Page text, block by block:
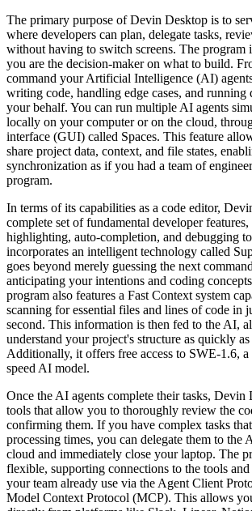
The primary purpose of Devin Desktop is to
where developers can plan, delegate tasks,
without having to switch screens. The program
you are the decision-maker on what to build.
command your Artificial Intelligence (AI)
writing code, handling edge cases, and running
your behalf. You can run multiple AI agents
locally on your computer or on the cloud,
interface (GUI) called Spaces. This feature
share project data, context, and file states,
synchronization as if you had a team of
program.
In terms of its capabilities as a code editor,
complete set of fundamental developer features,
highlighting, auto-completion, and debugging
incorporates an intelligent technology called
goes beyond merely guessing the next
anticipating your intentions and coding
program also features a Fast Context system
scanning for essential files and lines of code in
second. This information is then fed to the AI,
understand your project's structure as quickly as
Additionally, it offers free access to SWE-1.6,
speed AI model.
Once the AI agents complete their tasks, Devin
tools that allow you to thoroughly review the
confirming them. If you have complex tasks
processing times, you can delegate them to the
cloud and immediately close your laptop. The
flexible, supporting connections to the tools
your team already use via the Agent Client
Model Context Protocol (MCP). This allows